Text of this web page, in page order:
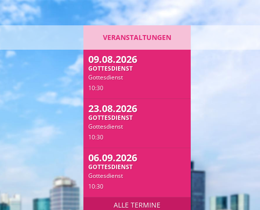
VERANSTALTUNGEN
09.08.2026
GOTTESDIENST
Gottesdienst
10:30
23.08.2026
GOTTESDIENST
Gottesdienst
10:30
06.09.2026
GOTTESDIENST
Gottesdienst
10:30
ALLE TERMINE